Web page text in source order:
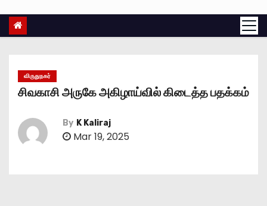
விருதுநகர்
சிவகாசி அருகே அகிழாய்வில் கிடைத்த பதக்கம்
By K Kaliraj
Mar 19, 2025